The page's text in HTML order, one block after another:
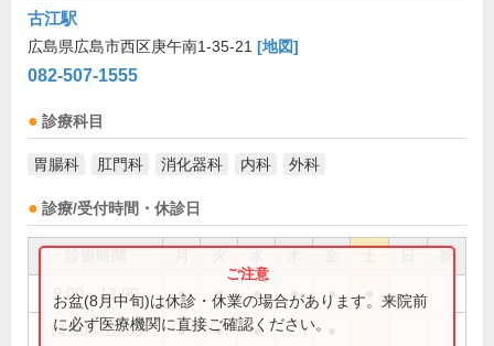
古江駅
広島県広島市西区庚午南1-35-21 [地図]
082-507-1555
診療科目
胃腸科 肛門科 消化器科 内科 外科
診療/受付時間・休診日
祝
9:00～12:00 ● ● ● ● ●
14:00～18:00 ● ● ●
お盆(8月中旬)は休診・休業の場合があります。来院前
に必ず医療機関に直接ご確認ください。